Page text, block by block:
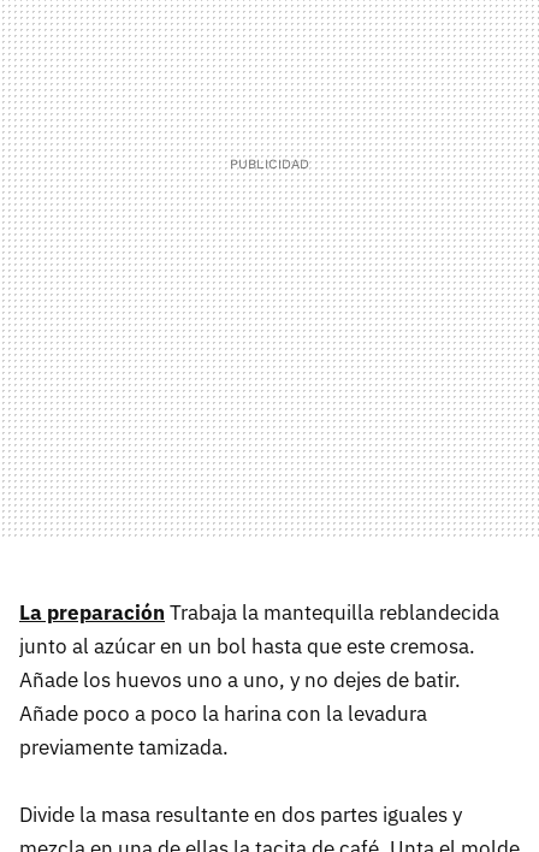
La preparación Trabaja la mantequilla reblandecida
junto al azúcar en un bol hasta que este cremosa.
Añade los huevos uno a uno, y no dejes de batir.
Añade poco a poco la harina con la levadura
previamente tamizada.
Divide la masa resultante en dos partes iguales y